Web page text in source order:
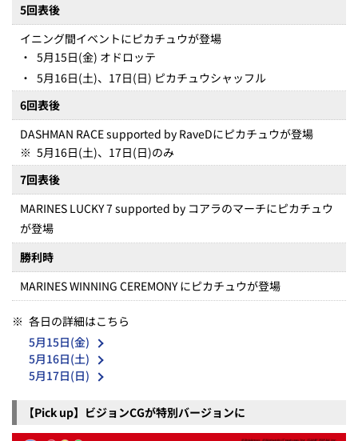
5回表後
イニング間イベントにピカチュウが登場
・ 5月15日(金) オドロッテ
・ 5月16日(土)、17日(日) ピカチュウシャッフル
6回表後
DASHMAN RACE supported by RaveDにピカチュウが登場
※ 5月16日(土)、17日(日)のみ
7回表後
MARINES LUCKY 7 supported by コアラのマーチにピカチュウ
が登場
勝利時
MARINES WINNING CEREMONY にピカチュウが登場
※ 各日の詳細はこちら
5月15日(金)
5月16日(土)
5月17日(日)
【Pick up】ビジョンCGが特別バージョンに